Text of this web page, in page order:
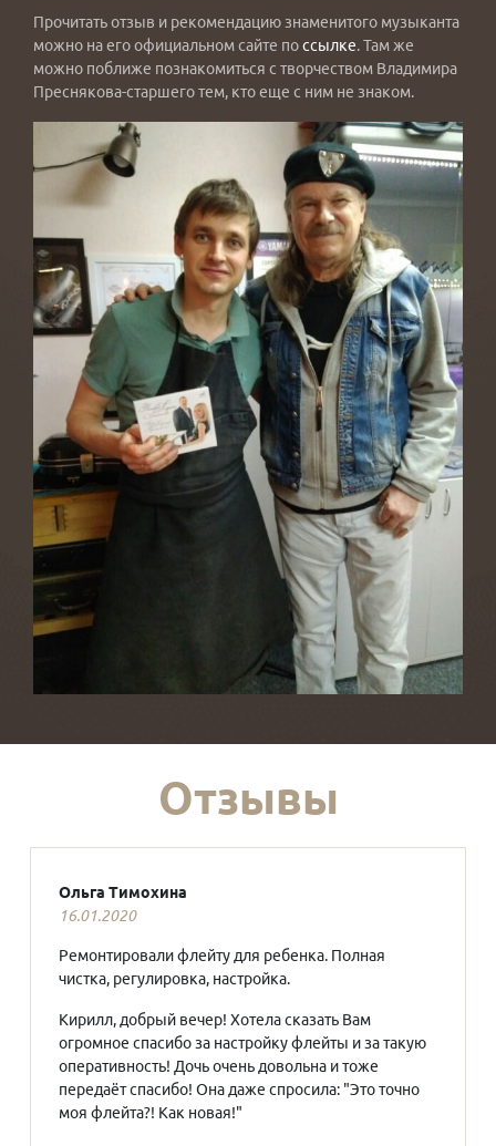
Прочитать отзыв и рекомендацию знаменитого музыканта
можно на его официальном сайте поссылке. Там же
можно поближе познакомиться с творчеством Владимира
Преснякова-старшего тем, кто еще с ним не знаком.
Отзывы
Ольга Тимохина
16.01.2020
Ремонтировали флейту для ребенка. Полная
чистка, регулировка, настройка.
Кирилл, добрый вечер! Хотела сказать Вам
огромное спасибо за настройку флейты и за такую
оперативность! Дочь очень довольна и тоже
передаёт спасибо! Она даже спросила: "Это точно
моя флейта?! Как новая!"